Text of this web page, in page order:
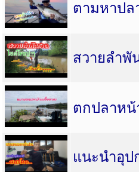
ตามหาปล
สวายลำพั
ตกปลาหน้
แนะนำอุ